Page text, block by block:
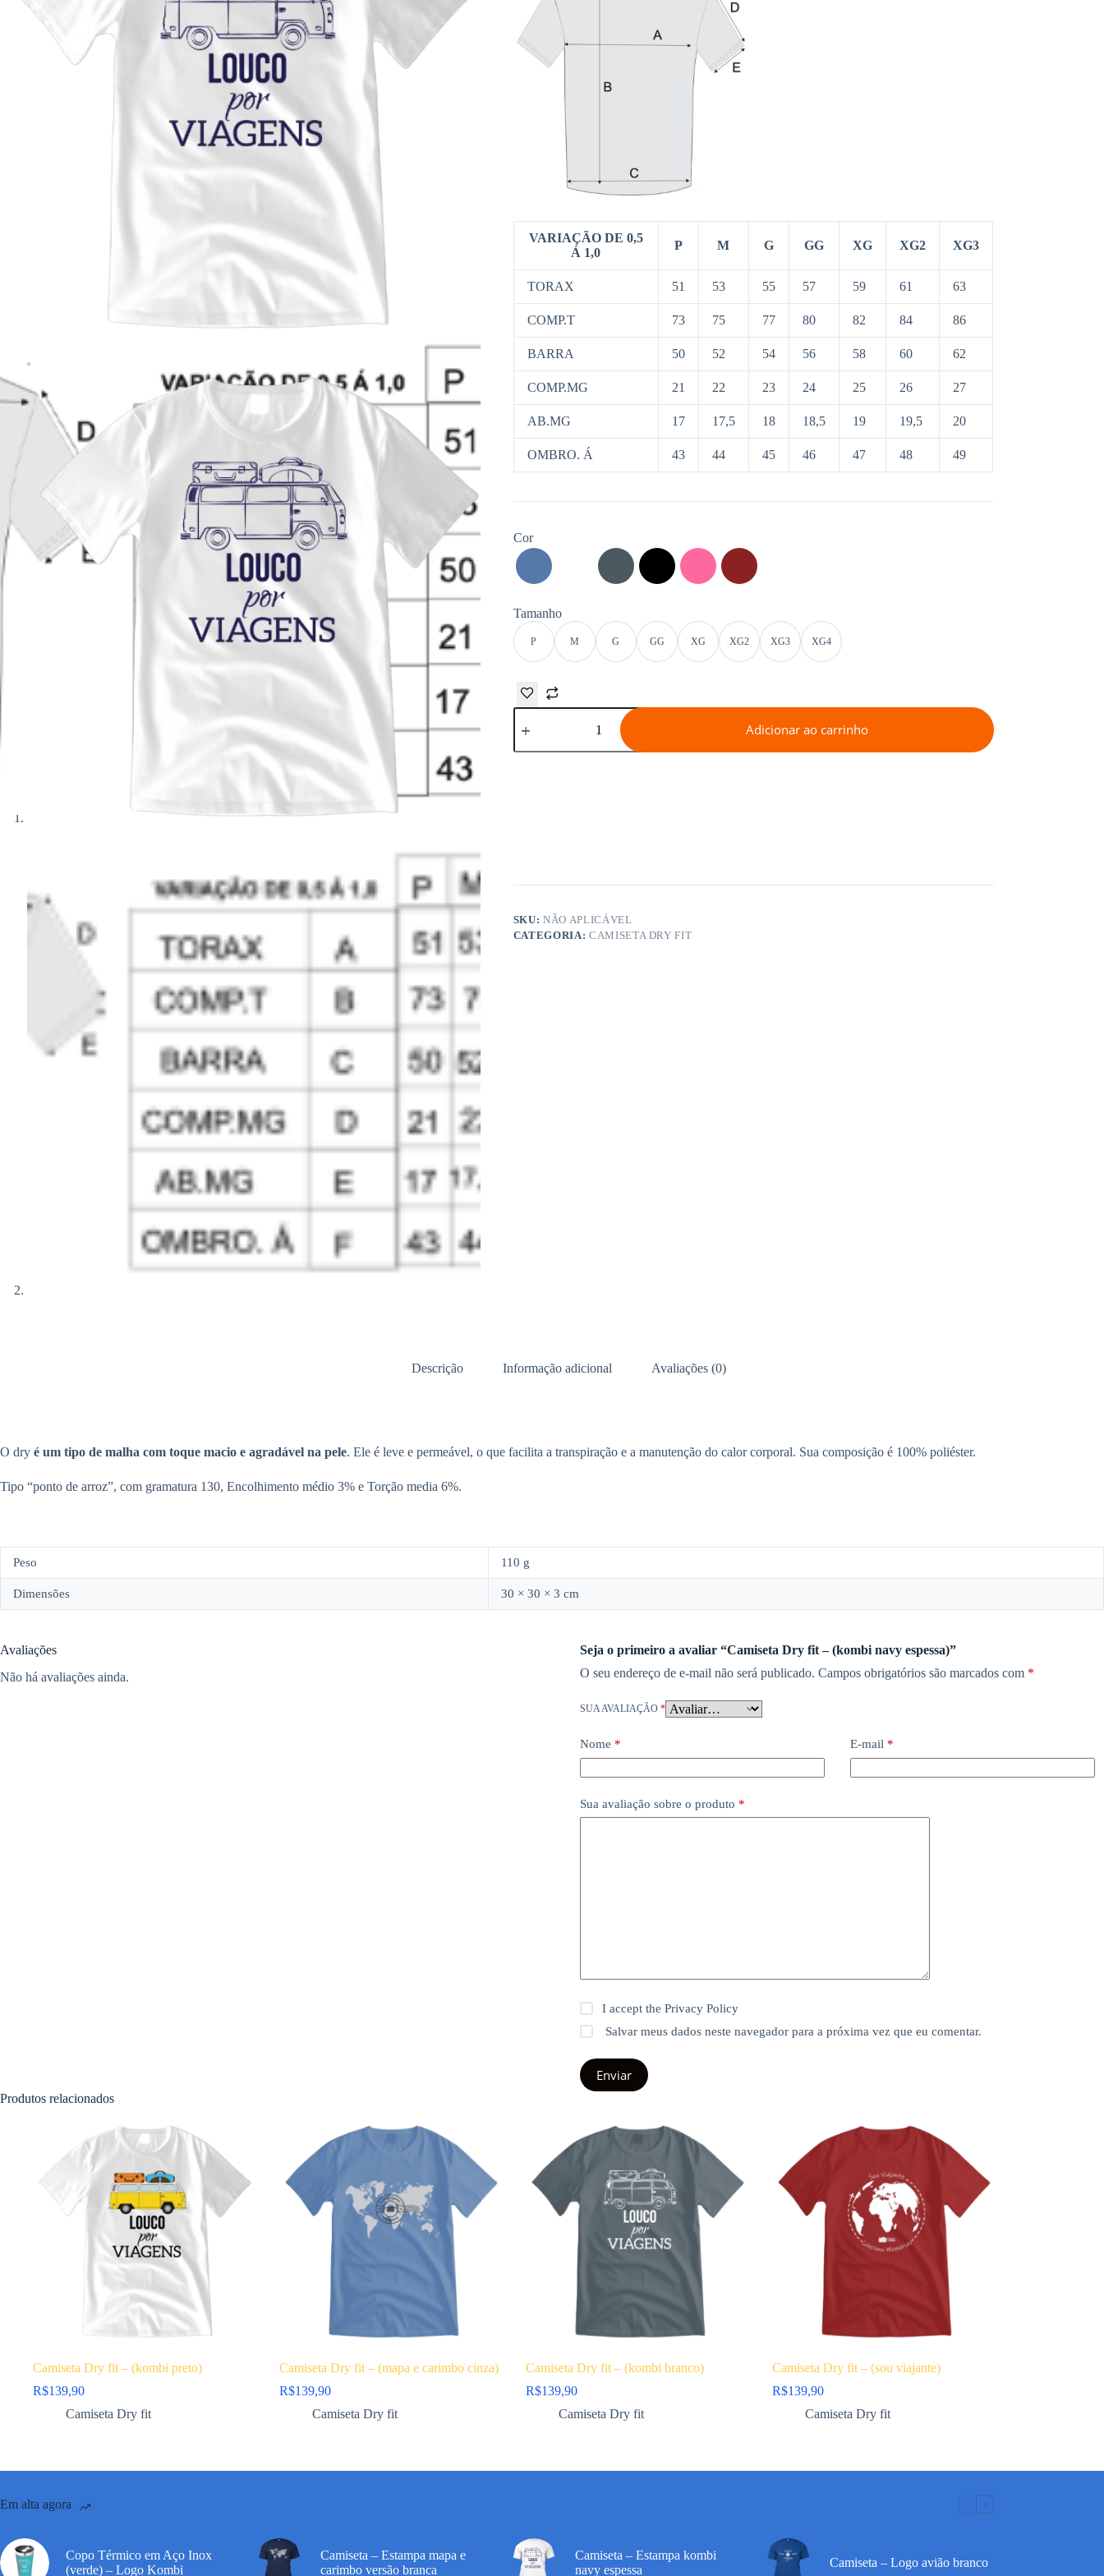
VARIAÇÃO DE 0,5
Á 1,0
P M G GG XG XG2 XG3
TORAX 51 53 55 57 59 61 63
COMP.T 73 75 77 80 82 84 86
BARRA 50 52 54 56 58 60 62
COMP.MG 21 22 23 24 25 26 27
AB.MG 17 17,5 18 18,5 19 19,5 20
OMBRO. Á 43 44 45 46 47 48 49
Cor
Tamanho
P M G GG XG XG2 XG3 XG4
Camiseta
Dry
-
Adicionar ao carrinho
SKU:NÃO APLICÁVEL
CATEGORIA: CAMISETA DRY FIT
Descrição Informação adicional Avaliações (0)
O dry é um tipo de malha com toque macio e agradável na pele. Ele é leve e permeável, o que facilita a transpiração e a manutenção do calor corporal. Sua composição é 100% poliéster.
Tipo “ponto de arroz”, com gramatura 130, Encolhimento médio 3% e Torção media 6%.
Peso 110 g
Dimensões 30 × 30 × 3 cm
Avaliações
Não há avaliações ainda.
Seja o primeiro a avaliar “Camiseta Dry fit – (kombi navy espessa)”
O seu endereço de e-mail não será publicado. Campos obrigatórios são marcados com *
SUA AVALIAÇÃO *
Nome * E-mail*
Sua avaliação sobre o produto *
I accept the Privacy Policy
Salvar meus dados neste navegador para a próxima vez que eu comentar.
Enviar
Produtos relacionados
Camiseta Dry fit – (kombi preto)
R$139,90
Camiseta Dry fit
Camiseta Dry fit – (mapa e carimbo cinza)
R$139,90
Camiseta Dry fit
Camiseta Dry fit – (kombi branco)
R$139,90
Camiseta Dry fit
Camiseta Dry fit – (sou viajante)
R$139,90
Camiseta Dry fit
Em alta agora
Copo Térmico em Aço Inox
(verde) – Logo Kombi
Camiseta – Estampa mapa e
carimbo versão branca
Camiseta – Estampa kombi
navy espessa
Camiseta – Logo avião branco